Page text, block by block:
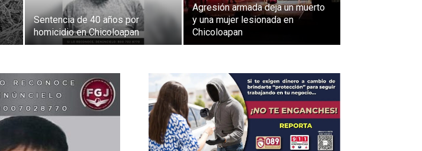
Sentencia de 40 años por
homicidio en Chicoloapan
Agresión armada deja un muerto
y una mujer lesionada en
Chicoloapan